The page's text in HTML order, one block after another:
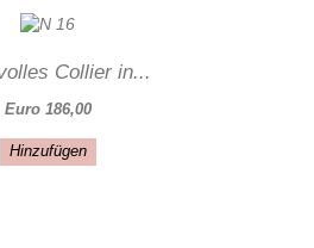
Collier in...
Euro 186,00
Hinzufügen